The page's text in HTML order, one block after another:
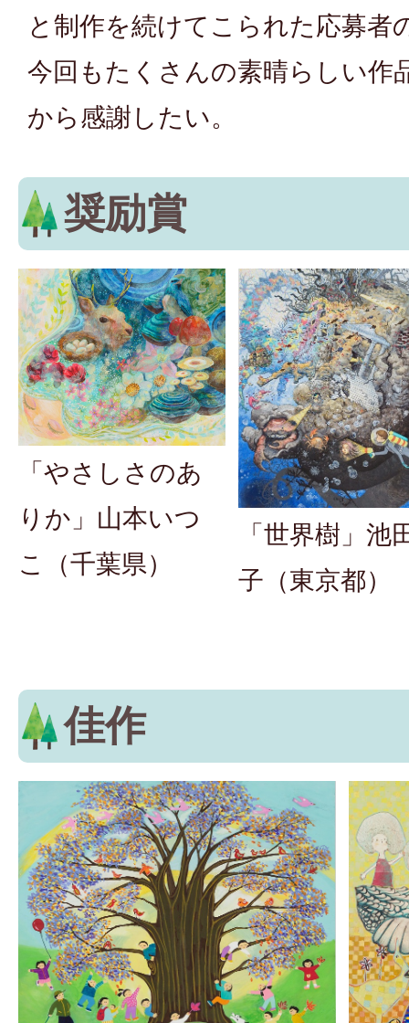
と制作を続けてこられた応募者
今回もたくさんの素晴らしい作
から感謝したい。
奨励賞
「やさしさのあ
りか」山本いつ
こ（千葉県）
「世界樹」池
子（東京都）
佳作